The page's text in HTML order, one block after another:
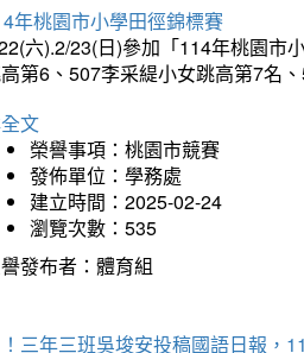
年桃園市小學田徑錦標賽
六).2/23(日)參加「114年桃園市
第6、507李采緹小女跳高第7名
文
榮譽事項：桃園市競賽
發佈單位：學務處
建立時間：2025-02-24
瀏覽次數：535
發布者：體育組
三年三班吳埈安投稿國語日報，